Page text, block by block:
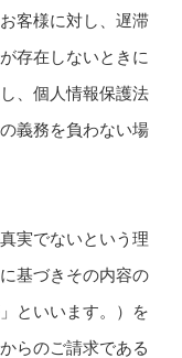
客様に対し、遅滞
存在しないときに
、個人情報保護法
義務を負わない場
実でないという理
基づきその内容の
といいます。）を
らのご請求である